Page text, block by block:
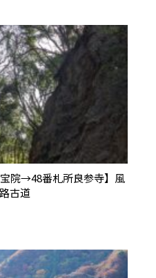
宝院→48番札所良参寺】風
古道